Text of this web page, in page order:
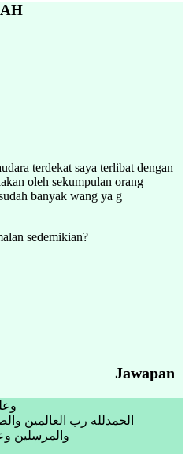
terdekat saya terlibat dengan
oleh sekumpulan orang
banyak wang ya g
sedemikian?
Jawapan
الحمدلله رب العالمين
والمرسلين